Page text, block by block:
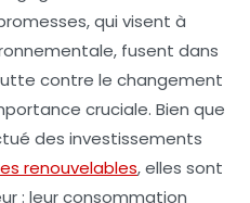
qui visent à
fusent dans
contre le changement
cruciale. Bien que
des investissements
renouvelables, elles sont
: leur consommation